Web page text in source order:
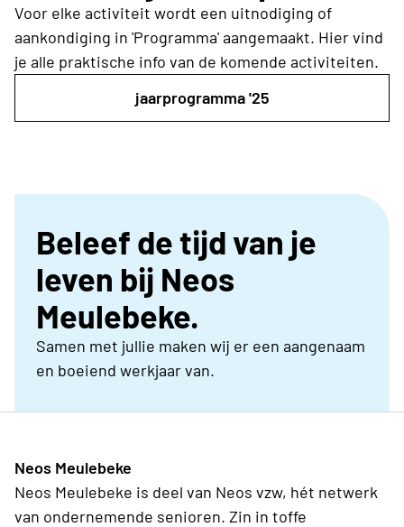
Voor elke activiteit wordt een uitnodiging of
aankondiging in 'Programma' aangemaakt. Hier vind
je alle praktische info van de komende activiteiten.
jaarprogramma '25
Beleef de tijd van je
leven bij Neos
Meulebeke.
Samen met jullie maken wij er een aangenaam
en boeiend werkjaar van.
Neos Meulebeke
Neos Meulebeke is deel van Neos vzw, hét netwerk
van ondernemende senioren. Zin in toffe